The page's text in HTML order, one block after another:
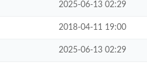
2025-06-13 02:29
2018-04-11 19:00
2025-06-13 02:29